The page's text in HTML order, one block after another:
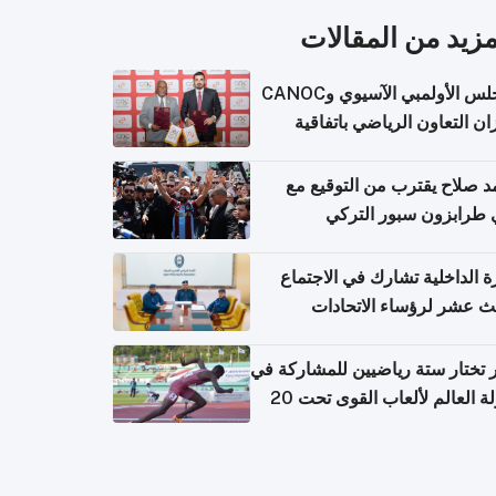
من المقالات
المجلس الأولمبي الآسيوي وCANOC
التعاون الرياضي باتفاقية
صلاح يقترب من التوقيع مع
طرابزون سبور التركي
الداخلية تشارك في الاجتماع
عشر لرؤساء الاتحادات
تختار ستة رياضيين للمشاركة في
بطولة العالم لألعاب القوى تحت 20